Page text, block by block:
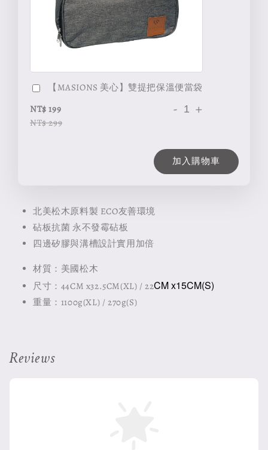
【MASIONS 美心】雙提把保溫便當袋
NT$ 199
NT$ 299
- +
加入購物車
北美松木原料製 ECO友善環境
砧板抗菌 永不發霉砧板
四邊矽膠與溝槽設計實用加倍
材質：美國松木
尺寸：44CM x32.5CM(XL) / 22CM x15CM(S)
重量：1100g(XL) / 270g(S)
Reviews